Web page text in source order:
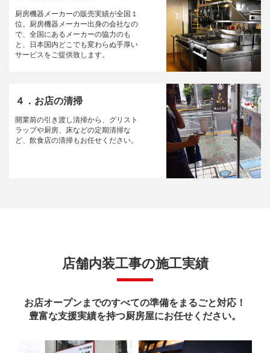
厨房機器メーカーの販売実績が全国１
位。厨房機器メーカー出身の会社なの
で、全国にあるメーカーの協力のも
と、日本国内どこでも変わらぬ手厚い
サービスをご提供致します。
４．お店の清掃
開業前の引き渡し清掃から、グリスト
ラップや厨房、床などの定期清掃な
ど、飲食店の清掃もお任せください。
店舗内装工事の施工実績
お店オープンまでのすべての準備をまるごと対応！
豊富な支援実績を持つ厨房屋にお任せください。